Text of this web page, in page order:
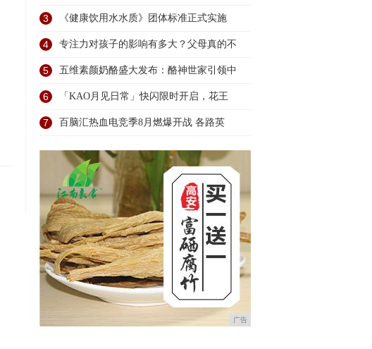
3 《健康饮用水水质》团体标准正式实施
4 专注力对孩子的影响有多大？父母真的不
5 五维素颜奶酪盛大发布：酪神世家引领中
6 「KAO月见日常」快闪限时开启，花王
7 百脑汇热血电竞季8月燃爆开战 各路英
广告